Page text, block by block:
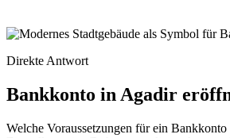
Direkte Antwort
Bankkonto in Agadir
Welche Voraussetzungen für ein